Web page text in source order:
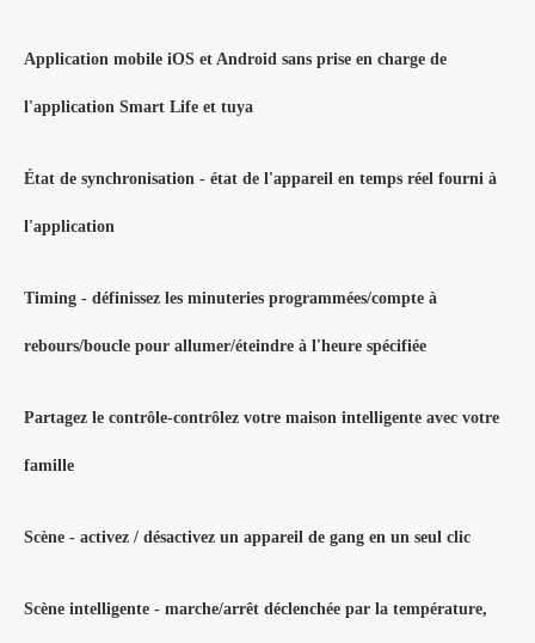
Application mobile iOS et Android sans prise en charge de
l'application Smart Life et tuya
État de synchronisation - état de l'appareil en temps réel fourni à
l'application
Timing - définissez les minuteries programmées/compte à
rebours/boucle pour allumer/éteindre à l'heure spécifiée
Partagez le contrôle-contrôlez votre maison intelligente avec votre
famille
Scène - activez / désactivez un appareil de gang en un seul clic
Scène intelligente - marche/arrêt déclenchée par la température,